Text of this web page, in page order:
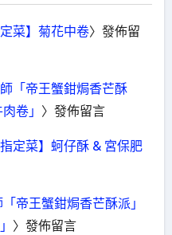
菜】菊花中卷〉發佈留
師「帝王蟹鉗焗香芒酥
卷」 〉發佈留言
指定菜】蚵仔酥 & 宮保肥
「帝王蟹鉗焗香芒酥派」
〉發佈留言